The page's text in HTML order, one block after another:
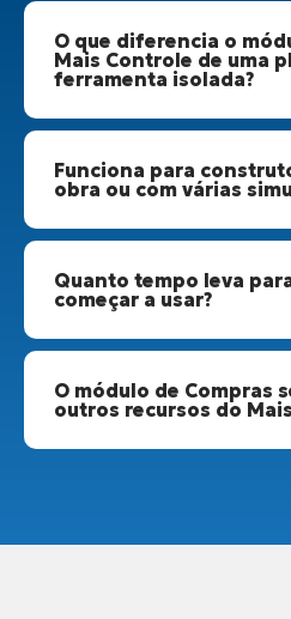
O que diferencia o
Mais Controle de uma
ferramenta isolada?
Funciona para
obra ou com várias
Quanto tempo leva
começar a usar?
O módulo de Compras
outros recursos do